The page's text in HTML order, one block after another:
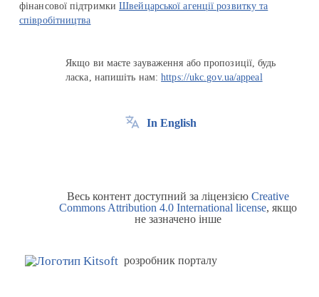
фінансової підтримкиШвейцарської агенції розвитку та
співробітництва
Якщо ви маєте зауваження або пропозиції, будь
ласка, напишіть нам:https://ukc.gov.ua/appeal
In English
Весь контент доступний за ліцензією Creative
Commons Attribution 4.0 International license, якщо
не зазначено інше
розробник порталу